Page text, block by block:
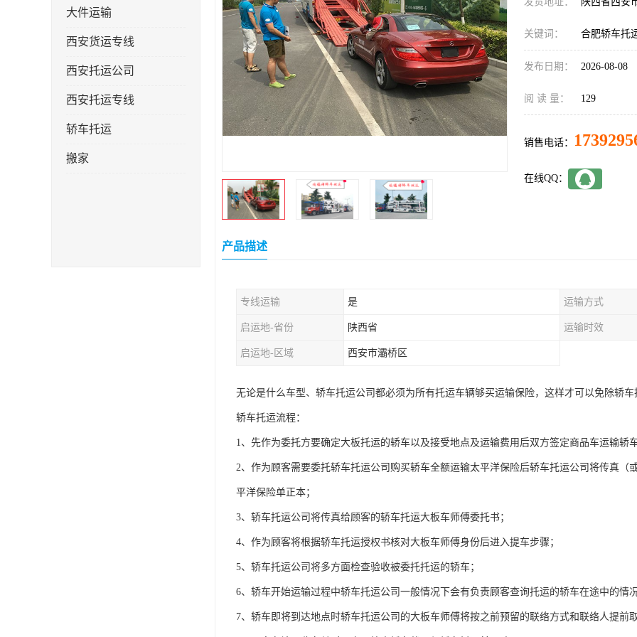
大件运输
西安货运专线
西安托运公司
西安托运专线
轿车托运
搬家
关键词： 合肥轿车托
发布日期： 2026-08-08
阅 读 量： 129
销售电话：
在线QQ：
产品描述
专线运输 是 运输方式
启运地-省份 陕西省 运输时效
启运地-区域 西安市灞桥区
无论是什么车型、轿车托运公司都必须为所有托运车辆够买运输保险，这样才可以免除轿
轿车托运流程：
1、先作为委托方要确定大板托运的轿车以及接受地点及运输费用后双方签定商品车运输轿
2、作为顾客需要委托轿车托运公司购买轿车全额运输太平洋保险后轿车托运公司将传真
平洋保险单正本；
3、轿车托运公司将传真给顾客的轿车托运大板车师傅委托书；
4、作为顾客将根据轿车托运授权书核对大板车师傅身份后进入提车步骤；
5、轿车托运公司将多方面检查验收被委托托运的轿车；
6、轿车开始运输过程中轿车托运公司一般情况下会有负责顾客查询托运的轿车在途中的情
7、轿车即将到达地点时轿车托运公司的大板车师傅将按之前预留的联络方式和联络人提前